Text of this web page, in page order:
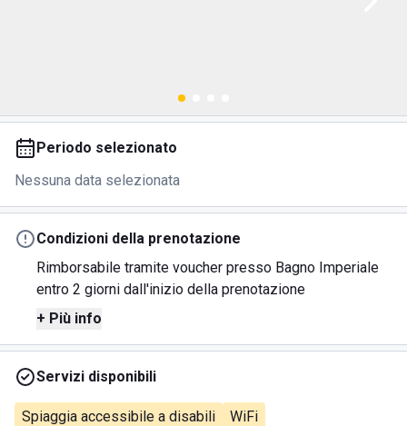
Periodo selezionato
Nessuna data selezionata
Condizioni della prenotazione
Rimborsabile tramite voucher presso Bagno Imperiale
entro 2 giorni dall'inizio della prenotazione
+ Più info
Servizi disponibili
Spiaggia accessibile a disabili WiFi